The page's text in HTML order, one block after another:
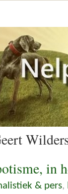
in
& pers,